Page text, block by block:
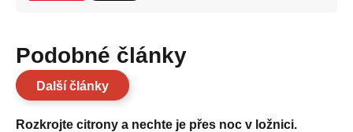
Podobné články
Další články
Rozkrojte citrony a nechte je přes noc v ložnici.